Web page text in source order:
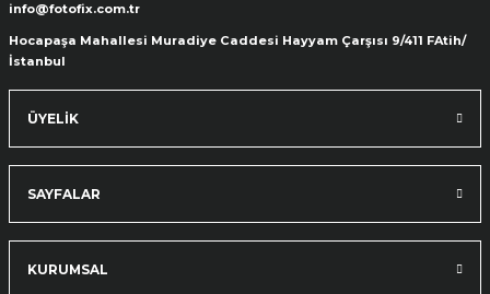
info@fotofix.com.tr
Hocapaşa Mahallesi Muradiye Caddesi Hayyam Çarşısı 9/411 FAtih/
İstanbul
ÜYELİK
SAYFALAR
KURUMSAL